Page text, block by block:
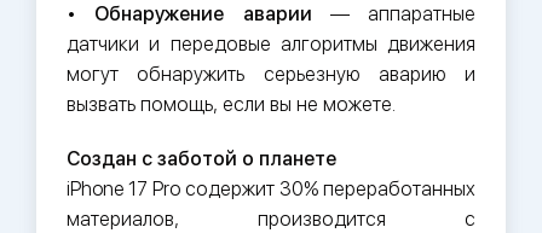
• Обнаружение аварии — аппаратные
датчики и передовые алгоритмы движения
могут обнаружить серьезную аварию и
вызвать помощь, если вы не можете.
Создан с заботой о планете
iPhone 17 Pro содержит 30% переработанных
материалов, производится с